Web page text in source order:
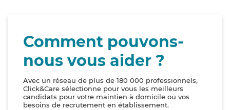
Comment pouvons-
nous vous aider ?
Avec un réseau de plus de 180 000 professionnels,
Click&Care sélectionne pour vous les meilleurs
candidats pour votre maintien à domicile ou vos
besoins de recrutement en établissement.